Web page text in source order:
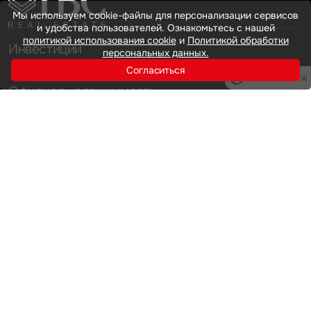
Инвестиции
Офисная недвижимость
Мы используем cookie-файлы для персонализации сервисов
и удобства пользователей. Ознакомьтесь с нашей
политикой использования cookieи Политикой обработки
персональных данных.
Согласиться